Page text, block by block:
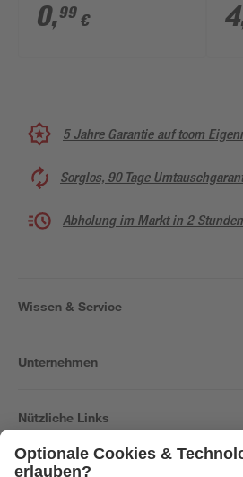
0,99 € 4
5 Jahre Garantie auf toom
Sorglos, 90 Tage
Abholung im Markt in 2 Stunden
Wissen & Service
Unternehmen
Nützliche Links